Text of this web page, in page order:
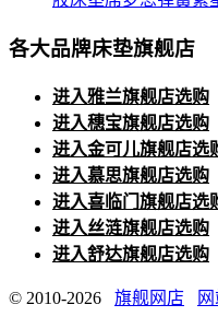
各大品牌床垫旗舰店
进入雅兰旗舰店选购
进入穗宝旗舰店选购
进入金可儿旗舰店选
进入慕思旗舰店选购
进入喜临门旗舰店选
进入丝涟旗舰店选购
进入舒达旗舰店选购
© 2010-2026 旗舰网店